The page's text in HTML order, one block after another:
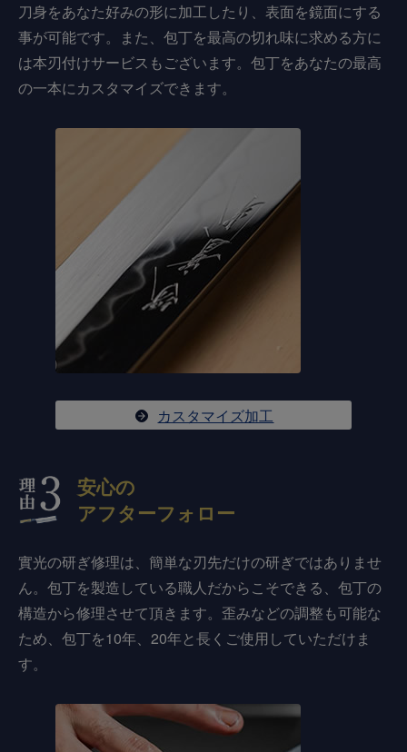
刀身をあなた好みの形に加工したり、表面を鏡面にする
事が可能です。また、包丁を最高の切れ味に求める方に
は本刃付けサービスもございます。包丁をあなたの最高
の一本にカスタマイズできます。
カスタマイズ加工
安心の
アフターフォロー
實光の研ぎ修理は、簡単な刃先だけの研ぎではありませ
ん。包丁を製造している職人だからこそできる、包丁の
構造から修理させて頂きます。歪みなどの調整も可能な
ため、包丁を10年、20年と長くご使用していただけま
す。